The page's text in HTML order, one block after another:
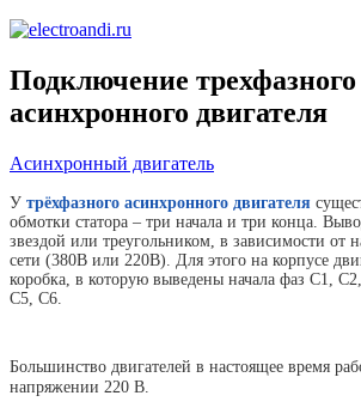
Подключение трехфазного
асинхронного двигателя
Асинхронный двигатель
У трёхфазного асинхронного двигателя
обмотки статора – три начала и три конца.
звездой или треугольником, в зависимости от
сети (380В или 220В). Для этого на корпусе
коробка, в которую выведены начала фаз С1,
С5, С6.
Большинство двигателей в настоящее время
напряжении 220 В.